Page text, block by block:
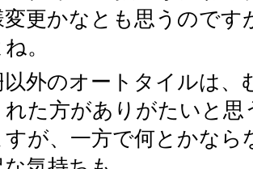
変更かなとも思うのです
。
以外のオートタイルは、
れた方がありがたいと
すが、一方で何とかな